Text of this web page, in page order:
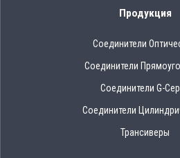
Продукция
Соединители
Соединители
Соединители G-
Соединители
Трансиверы